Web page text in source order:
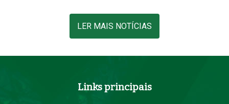
LER MAIS NOTÍCIAS
Links principais